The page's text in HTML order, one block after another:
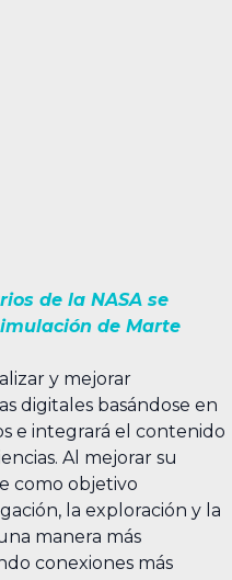
de la NASA se
de Marte
y mejorar
digitales basándose en
e integrará el contenido
Al mejorar su
como objetivo
la exploración y la
manera más
conexiones más